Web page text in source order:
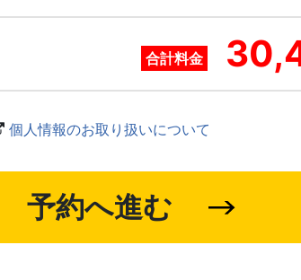
合計料金
個人情報のお取り扱いについて
予約へ進む